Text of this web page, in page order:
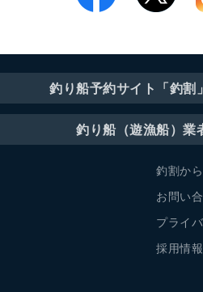
釣り船予約サイト「釣割
釣り船（遊漁船）業
釣割か
お問い
プライ
採用情報